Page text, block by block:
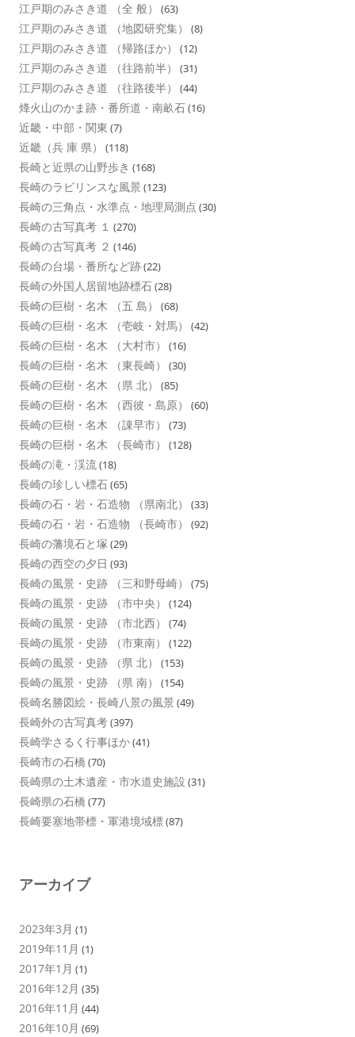
江戸期のみさき道 （全 般） (63)
江戸期のみさき道 （地図研究集） (8)
江戸期のみさき道 （帰路ほか） (12)
江戸期のみさき道 （往路前半） (31)
江戸期のみさき道 （往路後半） (44)
烽火山のかま跡・番所道・南畝石(16)
近畿・中部・関東 (7)
近畿（兵 庫 県） (118)
長崎と近県の山野歩き (168)
長崎のラビリンスな風景 (123)
長崎の三角点・水準点・地理局測点 (30)
長崎の古写真考 １ (270)
長崎の古写真考 ２ (146)
長崎の台場・番所など跡(22)
長崎の外国人居留地跡標石(28)
長崎の巨樹・名木 （五 島） (68)
長崎の巨樹・名木 （壱岐・対馬） (42)
長崎の巨樹・名木 （大村市） (16)
長崎の巨樹・名木 （東長崎） (30)
長崎の巨樹・名木 （県 北） (85)
長崎の巨樹・名木 （西彼・島原） (60)
長崎の巨樹・名木 （諌早市） (73)
長崎の巨樹・名木 （長崎市） (128)
長崎の滝・渓流(18)
長崎の珍しい標石(65)
長崎の石・岩・石造物 （県南北） (33)
長崎の石・岩・石造物 （長崎市） (92)
長崎の藩境石と塚 (29)
長崎の西空の夕日 (93)
長崎の風景・史跡 （三和野母崎） (75)
長崎の風景・史跡 （市中央） (124)
長崎の風景・史跡 （市北西） (74)
長崎の風景・史跡 （市東南） (122)
長崎の風景・史跡 （県 北） (153)
長崎の風景・史跡 （県 南） (154)
長崎名勝図絵・長崎八景の風景 (49)
長崎外の古写真考(397)
長崎学さるく行事ほか(41)
長崎市の石橋 (70)
長崎県の土木遺産・市水道史施設 (31)
長崎県の石橋 (77)
長崎要塞地帯標・軍港境域標(87)
アーカイブ
2023年3月 (1)
2019年11月 (1)
2017年1月 (1)
2016年12月 (35)
2016年11月 (44)
2016年10月 (69)